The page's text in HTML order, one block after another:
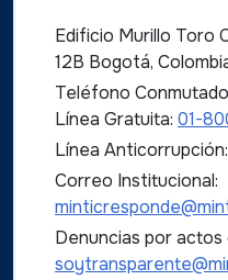
Edificio Murillo Toro
12B Bogotá,
Teléfono
Línea Gratuita: 01-
Línea Anticorrupción:
Correo Institucional:
Denuncias por